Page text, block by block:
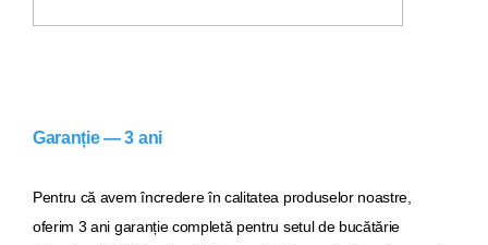
Garanție — 3 ani
Pentru că avem încredere în calitatea produselor noastre,
oferim 3 ani garanție completă pentru setul de bucătărie